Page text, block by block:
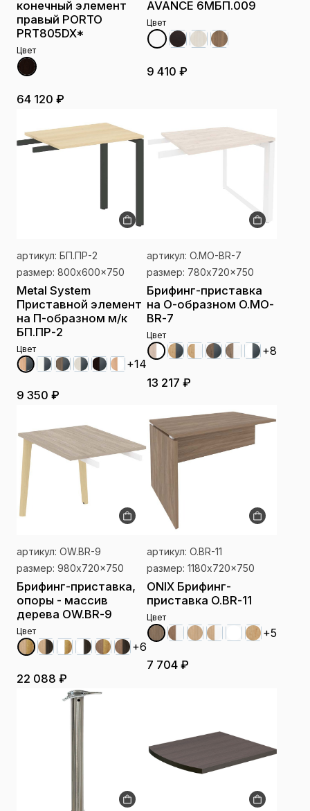
конечный элемент
правый PORTO
PRT805DX*
Цвет
64 120 ₽
AVANCE 6МБП.009
Цвет
9 410 ₽
артикул: БП.ПР-2
размер: 800x600x750
Metal System
Приставной элемент
на П-образном м/к
БП.ПР-2
Цвет
+14
9 350 ₽
артикул: O.MO-BR-7
размер: 780x720x750
Брифинг-приставка
на О-образном O.MO-
BR-7
Цвет
+8
13 217 ₽
артикул: OW.BR-9
размер: 980x720x750
Брифинг-приставка,
опоры - массив
дерева OW.BR-9
Цвет
+6
22 088 ₽
артикул: O.BR-11
размер: 1180x720x750
ONIX Брифинг-
приставка O.BR-11
Цвет
+5
7 704 ₽